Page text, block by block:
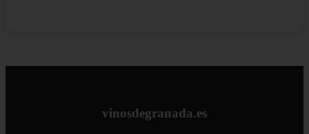
vinosdegranada.es